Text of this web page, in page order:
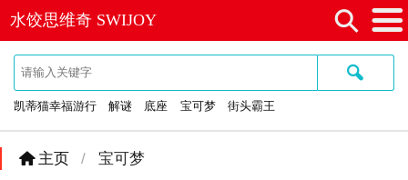
水饺思维奇 SWIJOY ⚲
≡
🔍
凯蒂猫幸福游行 解谜 底座 宝可梦 街头霸王
主页 / 宝可梦